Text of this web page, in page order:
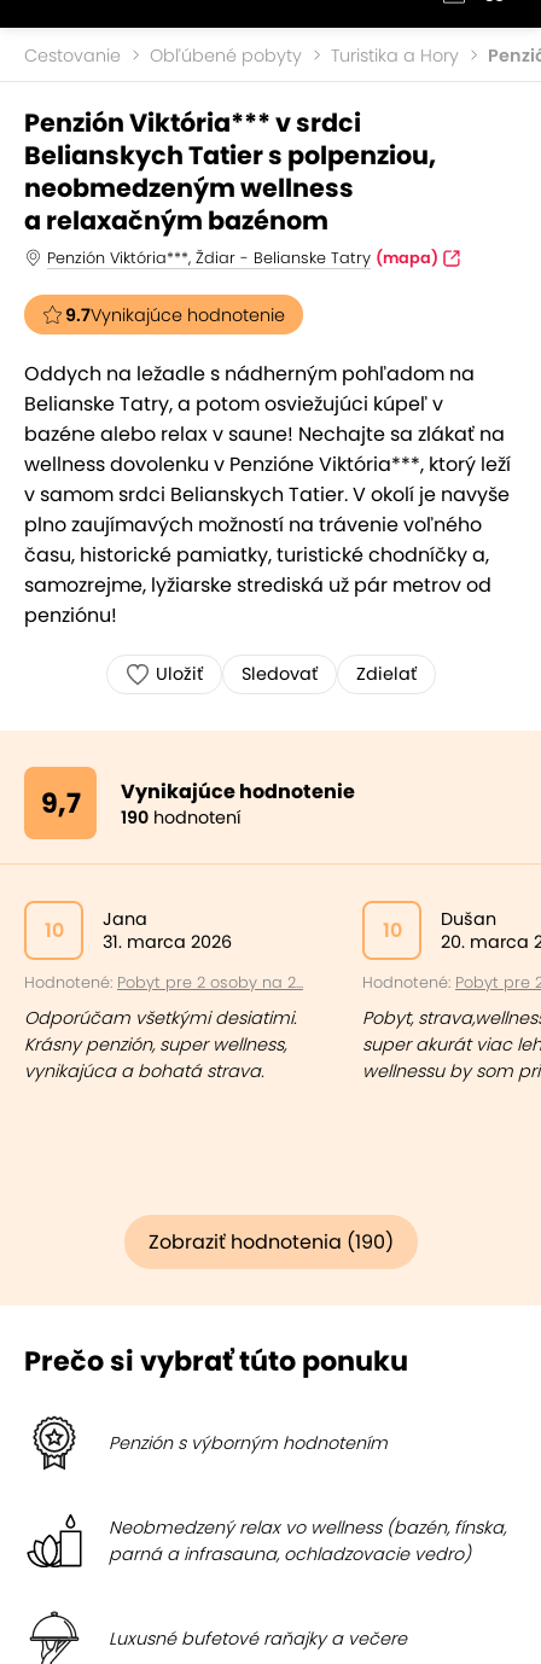
Cestovanie Obľúbené pobyty Turistika a Hory
Penzión Viktória*** v srdci
Belianskych Tatier s polpenziou,
neobmedzeným wellness
a relaxačným bazénom
Penzión Viktória***, Ždiar - Belianske Tatry (mapa)
9.7Vynikajúce hodnotenie
Oddych na ležadle s nádherným pohľadom na
Belianske Tatry, a potom osviežujúci kúpeľ v
bazéne alebo relax v saune! Nechajte sa zlákať na
wellness dovolenku v Penzióne Viktória***, ktorý leží
v samom srdci Belianskych Tatier. V okolí je navyše
plno zaujímavých možností na trávenie voľného
času, historické pamiatky, turistické chodníčky a,
samozrejme, lyžiarske strediská už pár metrov od
penziónu!
Uložiť Sledovať Zdielať
9,7 Vynikajúce hodnotenie
190 hodnotení
10
Jana
31. marca 2026
Hodnotené: Pobyt pre 2 osoby na 2...
Odporúčam všetkými desiatimi.
Krásny penzión, super wellness,
vynikajúca a bohatá strava.
10
Dušan
20. marca
Hodnotené: Pobyt pre
Pobyt,
super akurát viac
wellnessu by som
Zobraziť hodnotenia (190)
Prečo si vybrať túto ponuku
Penzión s výborným hodnotením
Neobmedzený relax vo wellness (bazén, fínska,
parná a infrasauna, ochladzovacie vedro)
Luxusné bufetové raňajky a večere